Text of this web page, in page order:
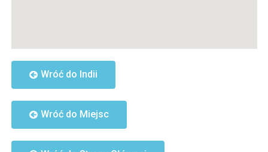
Wróć do Indii
Wróć do Miejsc